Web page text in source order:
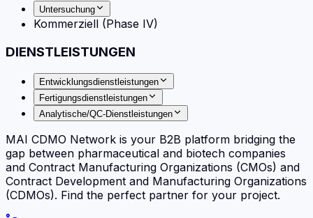
Untersuchung
Kommerziell (Phase IV)
DIENSTLEISTUNGEN
Entwicklungsdienstleistungen
Fertigungsdienstleistungen
Analytische/QC-Dienstleistungen
MAI CDMO Network is your B2B platform bridging the
gap between pharmaceutical and biotech companies
and Contract Manufacturing Organizations (CMOs) and
Contract Development and Manufacturing Organizations
(CDMOs). Find the perfect partner for your project.